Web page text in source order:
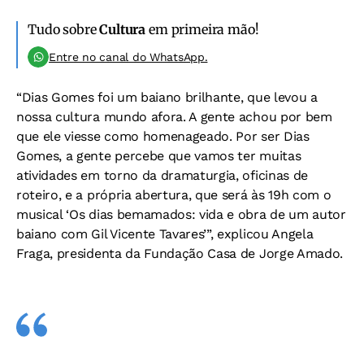
Tudo sobreCultura em primeira mão!
Entre no canal do WhatsApp.
“Dias Gomes foi um baiano brilhante, que levou a
nossa cultura mundo afora. A gente achou por bem
que ele viesse como homenageado. Por ser Dias
Gomes, a gente percebe que vamos ter muitas
atividades em torno da dramaturgia, oficinas de
roteiro, e a própria abertura, que será às 19h com o
musical ‘Os dias bemamados: vida e obra de um autor
baiano com Gil Vicente Tavares’”, explicou Angela
Fraga, presidenta da Fundação Casa de Jorge Amado.